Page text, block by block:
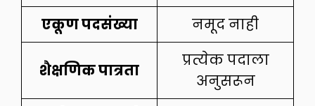
एकूण पदसंख्या
नमूद नाही
शैक्षणिक पात्रता
प्रत्येक पदाला
अनुसरून